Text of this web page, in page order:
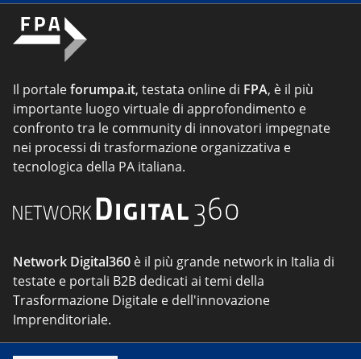
Il portaleforumpa.it, testata online di FPA, è il più
importante luogo virtuale di approfondimento e
confronto tra le community di innovatori impegnate
nei processi di trasformazione organizzativa e
tecnologica della PA italiana.
Network Digital360 è il più grande network in Italia di
testate e portali B2B dedicati ai temi della
Trasformazione Digitale e dell'innovazione
Imprenditoriale.